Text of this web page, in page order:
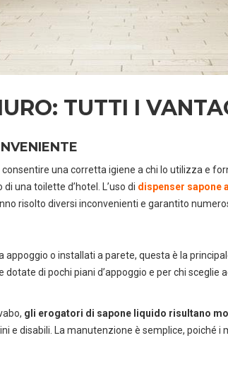
TUTTI I
consentire una corretta igiene a chi lo utilizza e
una toilette d’hotel. L’uso di dispenser sapone
risolto diversi inconvenienti e garantito
appoggio o installati a parete, questa è la
di pochi piani d’appoggio e per chi sceglie
gli erogatori di sapone liquido risultano
e disabili. La manutenzione è semplice, poiché